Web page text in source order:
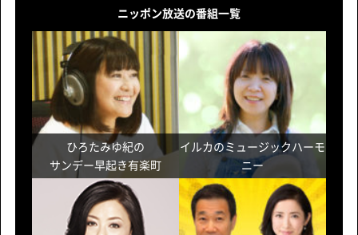
ニッポン放送の番組一覧